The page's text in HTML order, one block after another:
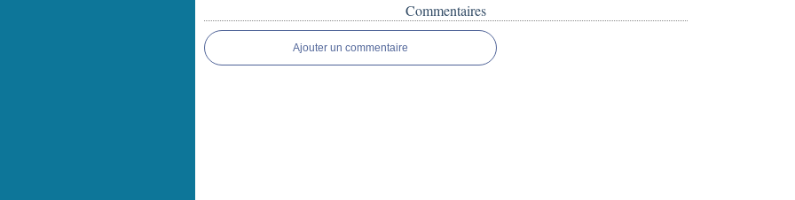
Commentaires
Ajouter un commentaire